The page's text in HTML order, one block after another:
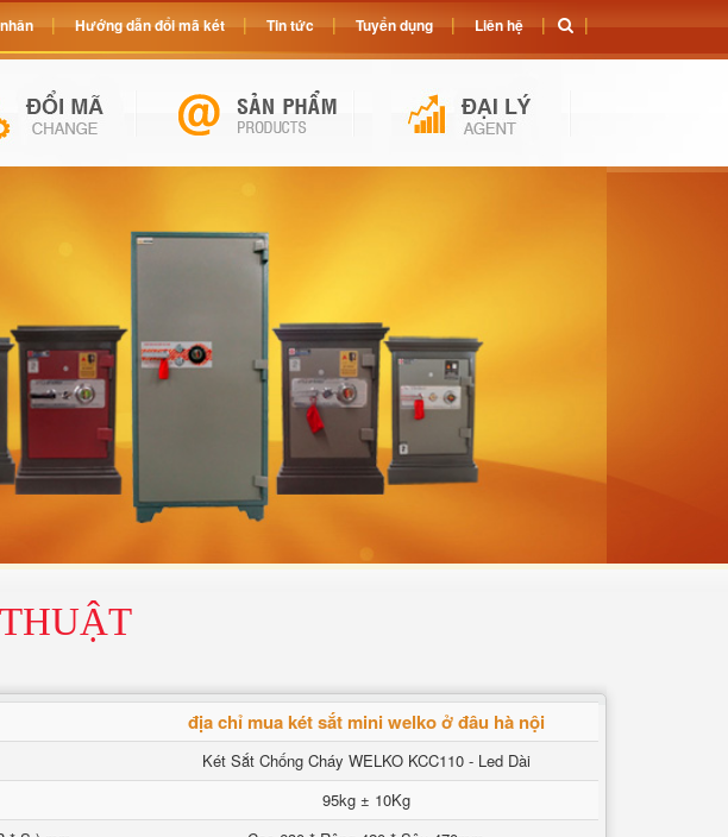
địa chỉ mua két sắt mini welko ở đâu hà nội
Két Sắt Chống Cháy WELKO KCC110 - Led Dài
95kg ± 10Kg
Hướng dẫn đổi mã két Tin tức Tuyển dụng Liên hệ